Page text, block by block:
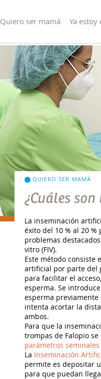
Quiero ser mamá Ya estoy
QUIERO SER MAMÁ
¿Cuáles
La inseminación
éxito del 10 % al 20
problemas
vitro (FIV).
Este método consiste
artificial por parte del
para facilitar el
esperma. Se
esperma previamente
intenta acortar la
ambos.
Para que la
trompas de Falopio
parámetros
La Inseminación
permite es depositar
para que puedan